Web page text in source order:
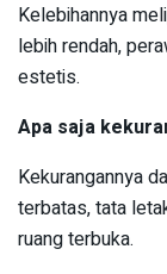
Kelebihannya
lebih rendah,
estetis.
Apa saja
Kekurangannya
terbatas, tata
ruang terbuka.